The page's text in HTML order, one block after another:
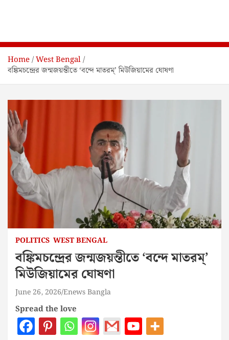
Home West Bengal
বঙ্কিমচন্দ্রের জন্মজয়ন্তীতে ‘বন্দে মাতরম্‌’ মিউজিয়ামের ঘোষণা
POLITICS WEST BENGAL
বঙ্কিমচন্দ্রের জন্মজয়ন্তীতে ‘বন্দে মাতরম্‌’
মিউজিয়ামের ঘোষণা
June 26, 2026 Enews Bangla
Spread the love